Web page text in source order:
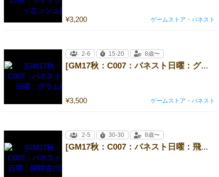
¥3,200 ゲームストア・バネスト
[GM17秋：C007：バネスト日曜：グラム]
¥3,500
2-6 15-20 8歳〜
ゲームストア・バネスト
[GM17秋：C007：バネスト日曜：飛騨古川]
2-5 30-30 8歳〜